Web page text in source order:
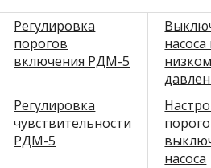
Регулировка
порогов
включения РДМ-5
Регулировка
чувствительности
РДМ-5
насоса